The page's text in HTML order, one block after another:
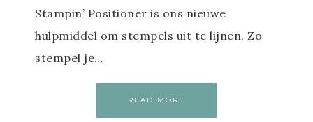
Stampin’ Positioner is ons nieuwe
hulpmiddel om stempels uit te lijnen. Zo
stempel je…
READ MORE